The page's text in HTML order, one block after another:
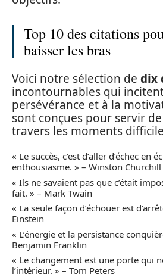
Top 10 des citations
baisser les bras
Voici notre sélection de dix
incontournables qui
persévérance et à la
sont conçues pour servir
travers les moments
« Le succès, c’est d’aller d’échec en
enthousiasme. » – Winston Churchill
« Ils ne savaient pas que c’était
fait. » – Mark Twain
« La seule façon d’échouer est
Einstein
« L’énergie et la persistance
Benjamin Franklin
« Le changement est une porte qui
l’intérieur. » – Tom Peters